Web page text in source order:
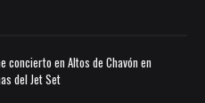
concierto en Altos de Chavón en
del Jet Set